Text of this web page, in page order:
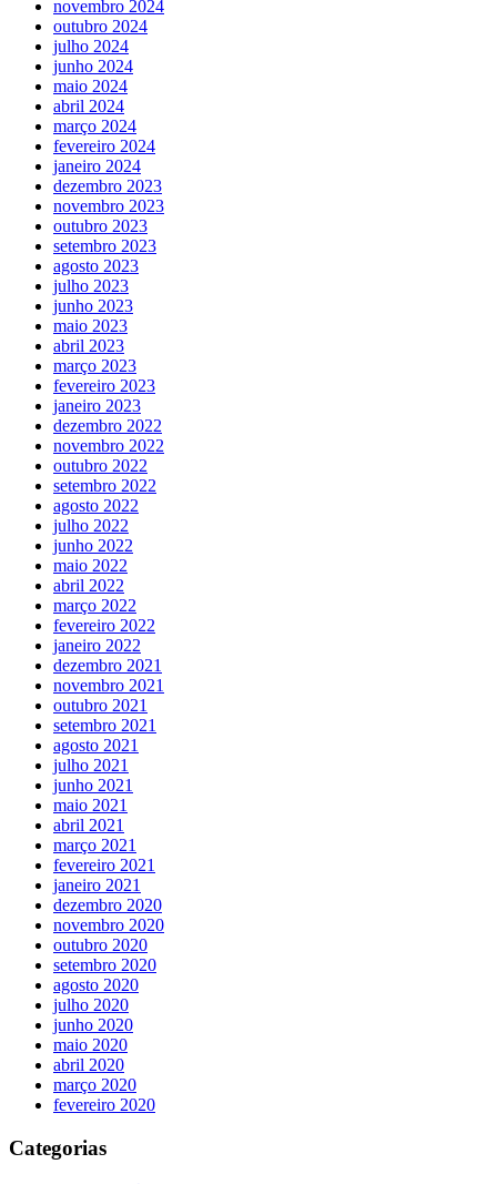
novembro 2024
outubro 2024
julho 2024
junho 2024
maio 2024
abril 2024
março 2024
fevereiro 2024
janeiro 2024
dezembro 2023
novembro 2023
outubro 2023
setembro 2023
agosto 2023
julho 2023
junho 2023
maio 2023
abril 2023
março 2023
fevereiro 2023
janeiro 2023
dezembro 2022
novembro 2022
outubro 2022
setembro 2022
agosto 2022
julho 2022
junho 2022
maio 2022
abril 2022
março 2022
fevereiro 2022
janeiro 2022
dezembro 2021
novembro 2021
outubro 2021
setembro 2021
agosto 2021
julho 2021
junho 2021
maio 2021
abril 2021
março 2021
fevereiro 2021
janeiro 2021
dezembro 2020
novembro 2020
outubro 2020
setembro 2020
agosto 2020
julho 2020
junho 2020
maio 2020
abril 2020
março 2020
fevereiro 2020
Categorias